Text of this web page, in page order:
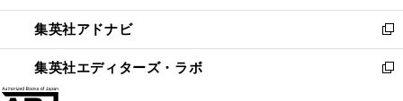
開
く
ウ
で
開
く
ン
ド
ウ
で
ウ
ィ
ン
ド
集英社アドナビ
新
し
い
集英社エディターズ・ラボ
新